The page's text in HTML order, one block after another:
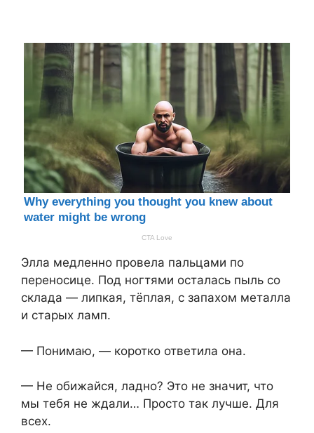
Элла медленно провела пальцами по
переносице. Под ногтями осталась пыль со
склада — липкая, тёплая, с запахом металла
и старых ламп.
— Понимаю, — коротко ответила она.
— Не обижайся, ладно? Это не значит, что
мы тебя не ждали… Просто так лучше. Для
всех.